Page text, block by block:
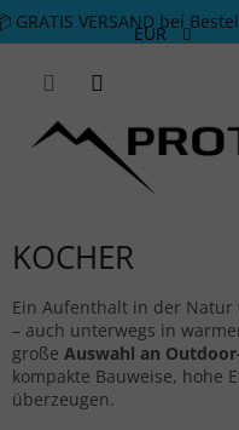
Zum Inhalt springen
GRATIS VERSAND bei
EUR
KOCHER
Ein Aufenthalt in der
– auch unterwegs in
große Auswahl an
kompakte Bauweise, hohe
überzeugen.